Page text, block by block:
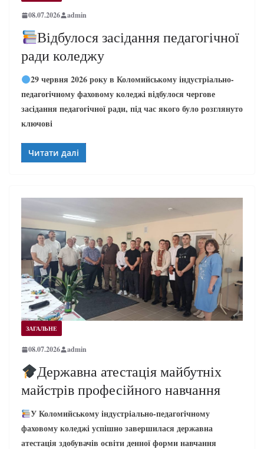
08.07.2026 admin
Відбулося засідання педагогічної
ради коледжу
29 червня 2026 року в Коломийському індустріально-
педагогічному фаховому коледжі відбулося чергове
засідання педагогічної ради, під час якого було розглянуто
ключові
Читати далі
ЗАГАЛЬНЕ
08.07.2026 admin
Державна атестація майбутніх
майстрів професійного навчання
У Коломийському індустріально-педагогічному
фаховому коледжі успішно завершилася державна
атестація здобувачів освіти денної форми навчання